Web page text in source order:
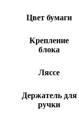
Цвет бумаги
Крепление
блока
Ляссе
Держатель для
ручки